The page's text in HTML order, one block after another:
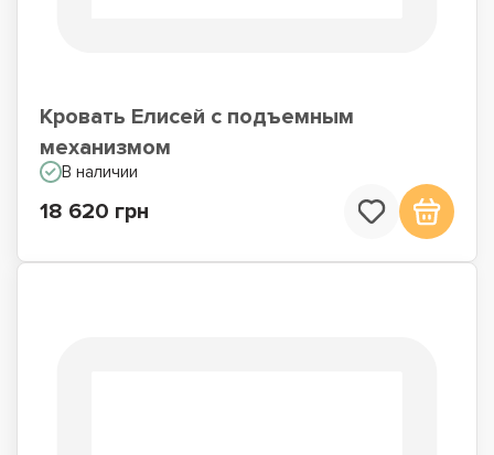
Кровать Елисей с подъемным
механизмом
В наличии
18 620 грн